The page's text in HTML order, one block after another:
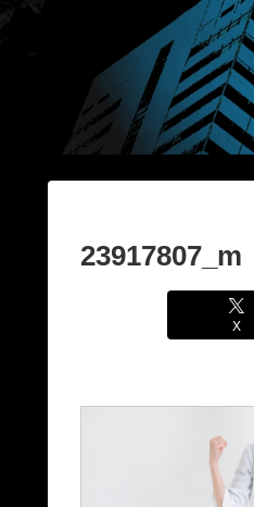
23917807_m
X